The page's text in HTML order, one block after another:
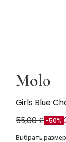
Molo
Girls Blue
55,00 £ -50%
Выбрать размер